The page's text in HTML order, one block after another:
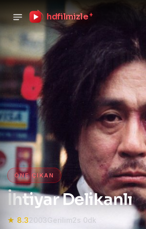
hdfilmizle +
🎁 6
HD Film izle — HD
ÖNE ÇIKAN
İhtiyar Delikanlı
★ 8.32003 Gerilim2s 0dk